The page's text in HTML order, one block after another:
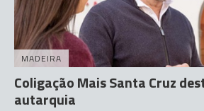
MADEIRA
Coligação Mais Santa Cruz
autarquia